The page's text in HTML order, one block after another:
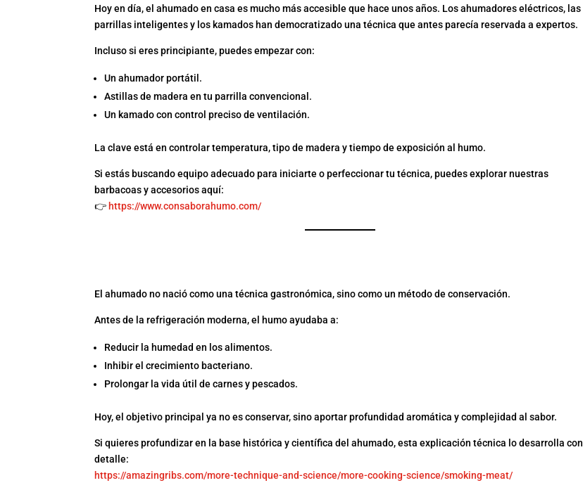
Hoy en día, el ahumado en casa es mucho más accesible que hace unos años. Los ahumadores eléctricos, las
parrillas inteligentes y los kamados han democratizado una técnica que antes parecía reservada a expertos.
Incluso si eres principiante, puedes empezar con:
Un ahumador portátil.
Astillas de madera en tu parrilla convencional.
Un kamado con control preciso de ventilación.
La clave está en controlar temperatura, tipo de madera y tiempo de exposición al humo.
Si estás buscando equipo adecuado para iniciarte o perfeccionar tu técnica, puedes explorar nuestras
barbacoas y accesorios aquí:
👉 https://www.consaborahumo.com/
El ahumado no nació como una técnica gastronómica, sino como un método de conservación.
Antes de la refrigeración moderna, el humo ayudaba a:
Reducir la humedad en los alimentos.
Inhibir el crecimiento bacteriano.
Prolongar la vida útil de carnes y pescados.
Hoy, el objetivo principal ya no es conservar, sino aportar profundidad aromática y complejidad al sabor.
Si quieres profundizar en la base histórica y científica del ahumado, esta explicación técnica lo desarrolla con
detalle:
https://amazingribs.com/more-technique-and-science/more-cooking-science/smoking-meat/